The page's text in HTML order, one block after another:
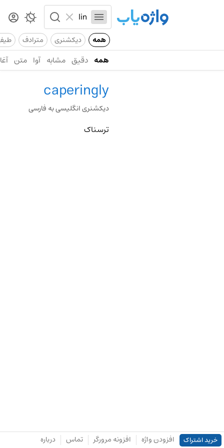
همه دیکشنری مترادف
همه دقیق مشابه آوا متن
caperingly
دیکشنری انگلیسی به فارسی
ترسناک
خرید اشتراک افزودن واژه افزونه مرورگر تماس درباره